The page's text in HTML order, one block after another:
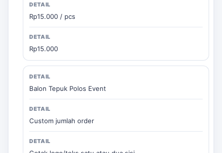
Rp15.000 / pcs
Rp15.000
Balon Tepuk Polos Event
Custom jumlah order